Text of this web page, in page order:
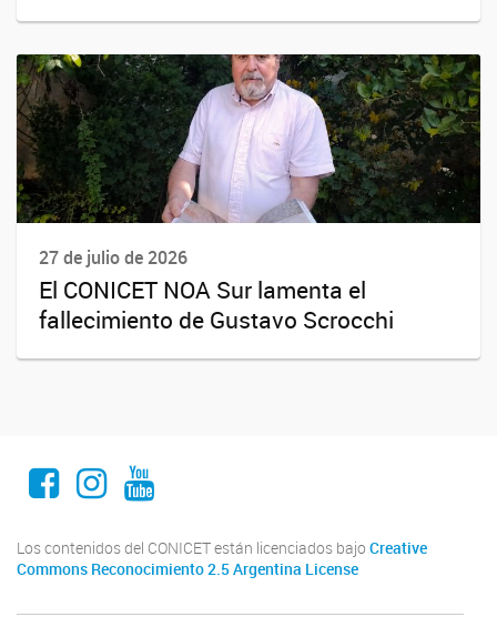
27 de julio de 2026
El CONICET NOA Sur lamenta el
fallecimiento de Gustavo Scrocchi
Facebook
Instagram
Youtube
Los contenidos del CONICET están licenciados bajo Creative
Commons Reconocimiento 2.5 Argentina License